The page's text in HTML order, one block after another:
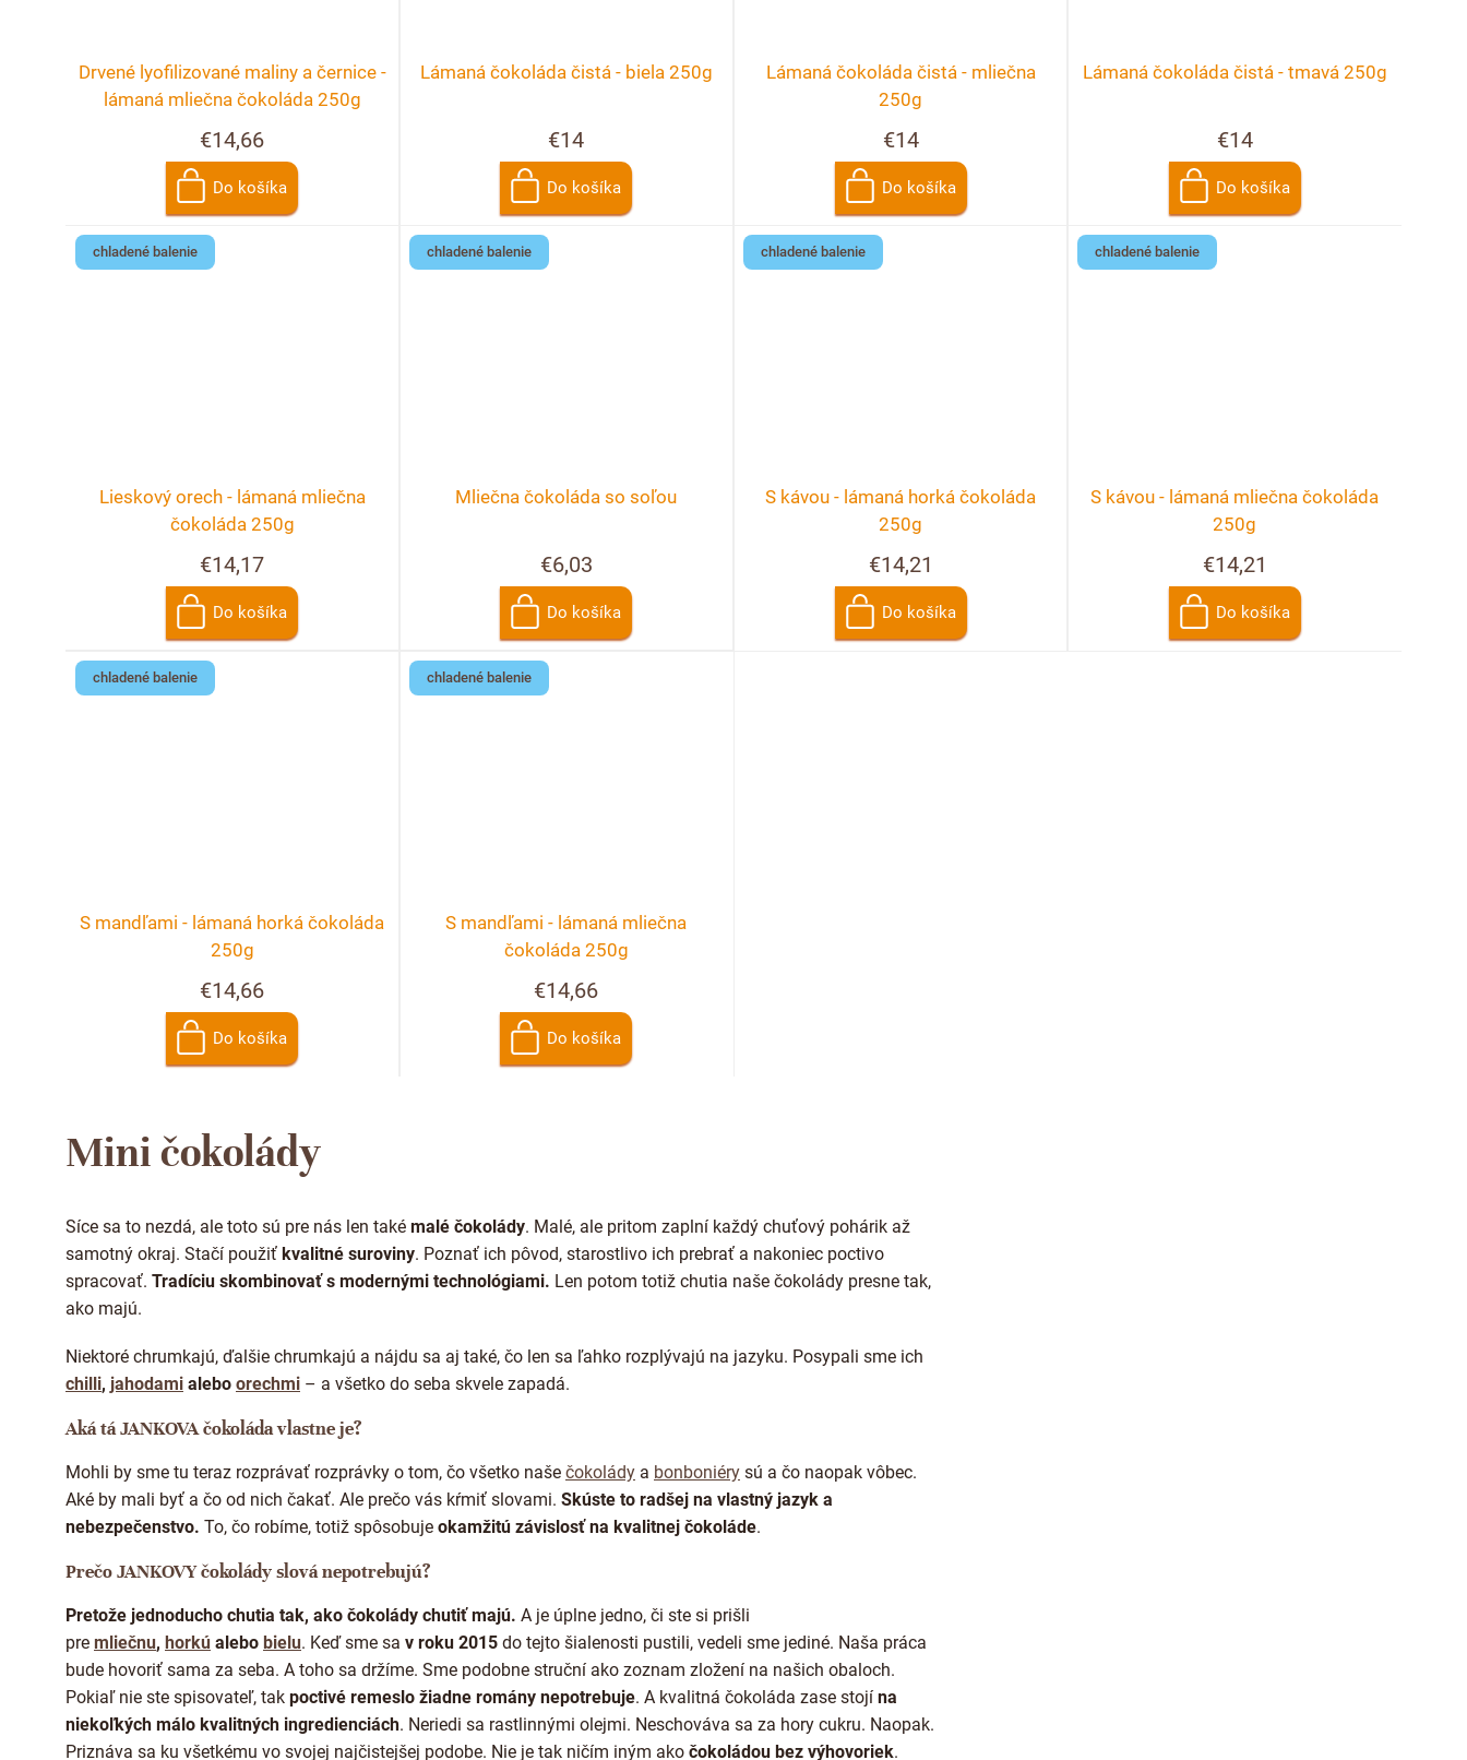
Drvené lyofilizované maliny a černice -
lámaná mliečna čokoláda 250g
€14,66
Do košíka
Lámaná čokoláda čistá - biela 250g
€14
Do košíka
Lámaná čokoláda čistá - mliečna
250g
€14
Do košíka
Lámaná čokoláda čistá - tmavá 250g
€14
Do košíka
chladené balenie
Lieskový orech - lámaná mliečna
čokoláda 250g
€14,17
Do košíka
chladené balenie
Mliečna čokoláda so soľou
€6,03
Do košíka
chladené balenie
S kávou - lámaná horká čokoláda
250g
€14,21
Do košíka
chladené balenie
S kávou - lámaná mliečna čokoláda
250g
€14,21
Do košíka
chladené balenie
S mandľami - lámaná horká čokoláda
250g
€14,66
Do košíka
chladené balenie
S mandľami - lámaná mliečna
čokoláda 250g
€14,66
Do košíka
c
i
p
k
s
u
Mini čokolády
Síce sa to nezdá, ale toto sú pre nás len také malé čokolády. Malé, ale pritom zaplní každý chuťový pohárik až
samotný okraj. Stačí použiť kvalitné suroviny. Poznať ich pôvod, starostlivo ich prebrať a nakoniec poctivo
spracovať. Tradíciu skombinovať s modernými technológiami. Len potom totiž chutia naše čokolády presne tak,
ako majú.
Niektoré chrumkajú, ďalšie chrumkajú a nájdu sa aj také, čo len sa ľahko rozplývajú na jazyku. Posypali sme ich
chilli, jahodami alebo orechmi – a všetko do seba skvele zapadá.
Aká tá JANKOVA čokoláda vlastne je?
Mohli by sme tu teraz rozprávať rozprávky o tom, čo všetko naše čokolády a bonboniéry sú a čo naopak vôbec.
Aké by mali byť a čo od nich čakať. Ale prečo vás kŕmiť slovami. Skúste to radšej na vlastný jazyk a
nebezpečenstvo. To, čo robíme, totiž spôsobuje okamžitú závislosť na kvalitnej čokoláde.
Prečo JANKOVY čokolády slová nepotrebujú?
Pretože jednoducho chutia tak, ako čokolády chutiť majú. A je úplne jedno, či ste si prišli
pre mliečnu, horkú alebo bielu. Keď sme sa v roku 2015 do tejto šialenosti pustili, vedeli sme jediné. Naša práca
bude hovoriť sama za seba. A toho sa držíme. Sme podobne struční ako zoznam zložení na našich obaloch.
Pokiaľ nie ste spisovateľ, tak poctivé remeslo žiadne romány nepotrebuje. A kvalitná čokoláda zase stojí na
niekoľkých málo kvalitných ingredienciách. Neriedi sa rastlinnými olejmi. Neschováva sa za hory cukru. Naopak.
Priznáva sa ku všetkému vo svojej najčistejšej podobe. Nie je tak ničím iným ako čokoládou bez výhovoriek.